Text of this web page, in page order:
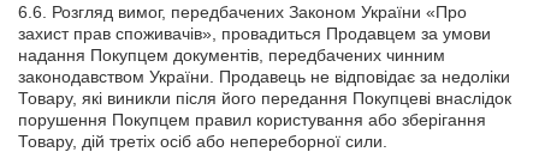
6.6. Розгляд вимог, передбачених Законом України «Про
захист прав споживачів», провадиться Продавцем за умови
надання Покупцем документів, передбачених чинним
законодавством України. Продавець не відповідає за недоліки
Товару, які виникли після його передання Покупцеві внаслідок
порушення Покупцем правил користування або зберігання
Товару, дій третіх осіб або непереборної сили.